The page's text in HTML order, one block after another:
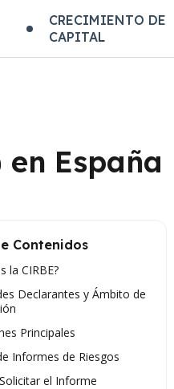
CRECIMIENTO DE
CAPITAL
España
Contenidos
la CIRBE?
Declarantes y Ámbito de
Principales
Informes de Riesgos
el Informe